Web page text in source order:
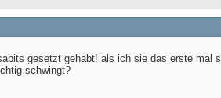
gesetzt gehabt! als ich sie das erste mal
schwingt?